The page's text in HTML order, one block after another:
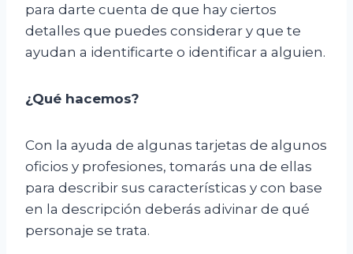
para darte cuenta de que hay ciertos
detalles que puedes considerar y que te
ayudan a identificarte o identificar a alguien.
¿Qué hacemos?
Con la ayuda de algunas tarjetas de algunos
oficios y profesiones, tomarás una de ellas
para describir sus características y con base
en la descripción deberás adivinar de qué
personaje se trata.